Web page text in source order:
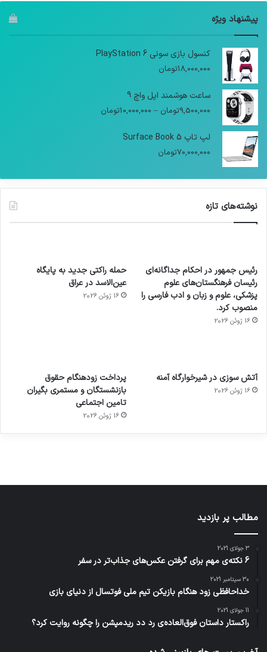
پیشنهاد ویژه
کنسول بازی سونی PlayStation 6
18,000,000تومان
ساعت هوشمند اپل واچ 9
9,500,000تومان –
10,000,000تومان
لپ تاپ Surface Book 5
70,000,000تومان
نوشته‌های تازه
رئیس جمهور در احکام جداگانه‌ای
رئیسان فرهنگستان‌های علوم
پزشکی، علوم و زبان و ادب فارسی را
منصوب کرد.
16 ژوئن 2026
حمله راکتی جدید به پایگاه
عین‌الاسد در عراق
16 ژوئن 2026
آتش سوزی در شیرخوارگاه آمنه
16 ژوئن 2026
پرداخت زودهنگام حقوق
بازنشستگان و مستمری بگیران
تامین اجتماعی
16 ژوئن 2026
برای
کشف
توسط
مجازی
…
ساعت
هوشمند
با طعم
توسط
ژاکت
در
های
2023
توسط
مطالب پر بازدید
3 جولای 2021
6 نکته‌ی مهم برای گرفتن عکس‌های جذاب‌تر در سفر
30 سپتامبر 2021
خداحافظی زود هنگام بازیکن تیم ملی فوتسال از دنیای بازی
11 جولای 2021
راکستار داستان فوق‌العاده‌ی رد دد ریدمپشن را چگونه روایت کرد؟